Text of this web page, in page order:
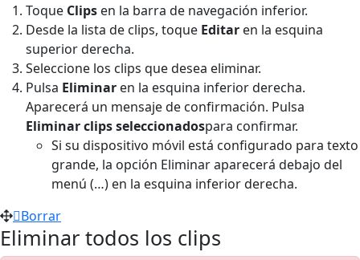
Toque Clips en la barra de navegación inferior.
Desde la lista de clips, toque Editar en la esquina
superior derecha.
Seleccione los clips que desea eliminar.
Pulsa Eliminar en la esquina inferior derecha.
Aparecerá un mensaje de confirmación. Pulsa
Eliminar clips seleccionadospara confirmar.
Si su dispositivo móvil está configurado para texto
grande, la opción Eliminar aparecerá debajo del
menú (…) en la esquina inferior derecha.
Borrar
Eliminar todos los clips